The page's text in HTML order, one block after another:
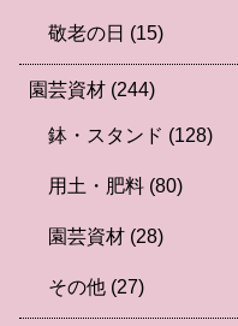
敬老の日 (15)
園芸資材 (244)
鉢・スタンド (128)
用土・肥料 (80)
園芸資材 (28)
その他 (27)